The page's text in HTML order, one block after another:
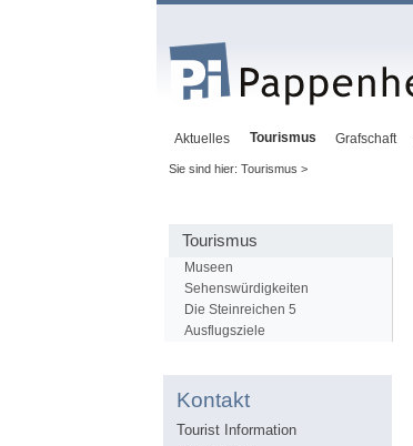
Aktuelles Tourismus Grafschaft
Sie sind hier: Tourismus >
Tourismus
Museen
Sehenswürdigkeiten
Die Steinreichen 5
Ausflugsziele
Kontakt
Tourist Information